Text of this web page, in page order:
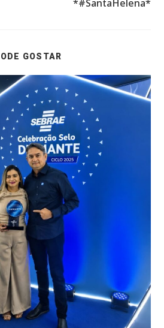
*#SantaHelena*
GOSTAR